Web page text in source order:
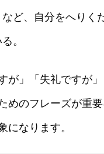
など、自分をへり
。
が」「失礼ですが
めのフレーズが重
になります。